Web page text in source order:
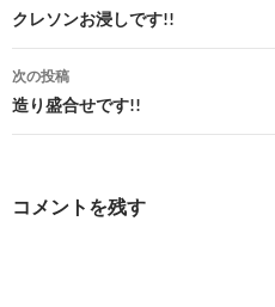
稿
ナ
ビ
ゲ
クレソンお浸しです!!
次の投稿
造り盛合せです!!
コメントを残す